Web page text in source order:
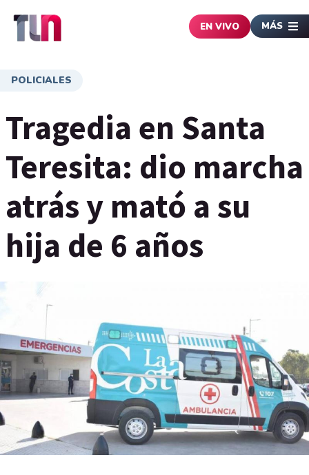
EN VIVO MÁS
POLICIALES
Tragedia en Santa
Teresita: dio marcha
atrás y mató a su
hija de 6 años